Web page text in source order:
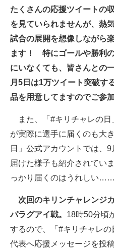
たくさんの応援ツイートの
を見ていられませんが、熱
試合の展開を想像しながら
ます！ 特にゴールや勝利
にいなくても、皆さんとの
月5日は1万ツイート突破す
品を用意してますのでご参
また、「#キリチャレの日
が実際に選手に届くのも大
日」公式アカウントでは、
届けた様子も紹介されてい
っかり届くのはうれしい……
次回のキリンチャレンジ
パラグアイ戦。 18時50分頃
するので、「#キリチャレ
代表へ応援メッセージを投